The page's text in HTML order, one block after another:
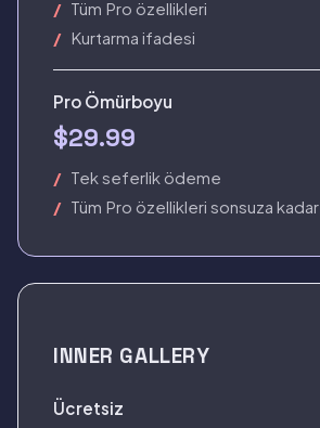
Tüm Pro özellikleri
Kurtarma ifadesi
Pro Ömürboyu
$29.99
Tek seferlik ödeme
Tüm Pro özellikleri sonsuza kadar
INNER GALLERY
Ücretsiz